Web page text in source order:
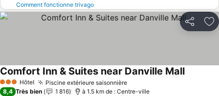
Comment fonctionne trivago
Partager
3 ÉtoilesHôtel Piscine extérieure saisonnièreConsulter les prix
Comfort Inn & Suites near Danville Mall
8,4 Très bien 1 816 à 1.5 km de : Centre-ville